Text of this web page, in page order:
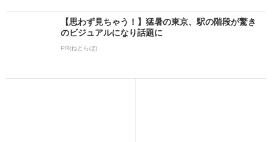
【思わず見ちゃう！】猛暑の東京、駅の階段が驚き
のビジュアルになり話題に
PR(ねとらぼ)